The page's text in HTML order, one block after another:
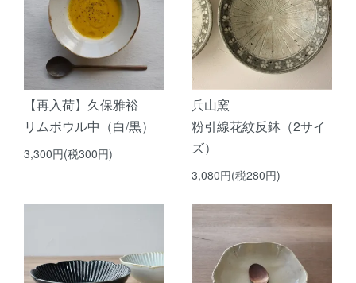
【再入荷】久保雅裕
リムボウル中（白/黒）
3,300円(税300円)
兵山窯
粉引線花紋反鉢（2サイ
ズ）
3,080円(税280円)